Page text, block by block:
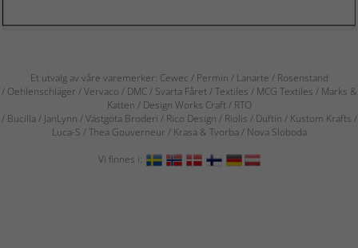
Et utvalg av våre varemerker: Cewec / Permin / Lanarte / Rosenstand
/ Oehlenschläger / Vervaco / DMC / Svarta Fåret / Textiles / MCG Textiles / Marks &
Katten / Design Works Craft / RTO
/ Bucilla / JanLynn / Västgöta Broderi / Rico Design / Riolis / Duftin / Kustom Krafts /
Luca-S / Thea Gouverneur / Krasa & Tvorba / Nova Sloboda
Vi finnes i: